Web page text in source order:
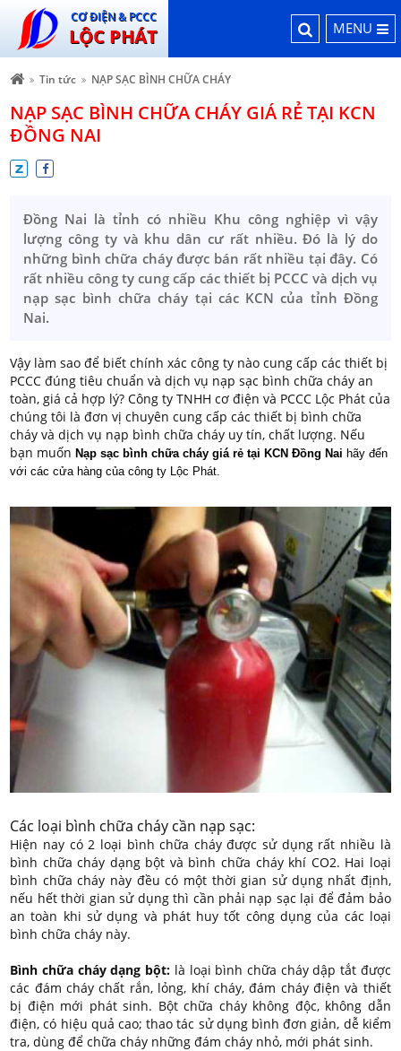
CƠ ĐIỆN & PCCC
LỘC PHÁT MENU
Tin tức NẠP SẠC BÌNH CHỮA CHÁY
NẠP SẠC BÌNH CHỮA CHÁY GIÁ RẺ TẠI KCN
ĐỒNG NAI
Đồng Nai là tỉnh có nhiều Khu công nghiệp vì vậy
lượng công ty và khu dân cư rất nhiều. Đó là lý do
những bình chữa cháy được bán rất nhiều tại đây. Có
rất nhiều công ty cung cấp các thiết bị PCCC và dịch vụ
nạp sạc bình chữa cháy tại các KCN của tỉnh Đồng
Nai.
Vậy làm sao để biết chính xác công ty nào cung cấp các thiết bị
PCCC đúng tiêu chuẩn và dịch vụ nạp sạc bình chữa cháy an
toàn, giá cả hợp lý? Công ty TNHH cơ điện và PCCC Lộc Phát của
chúng tôi là đơn vị chuyên cung cấp các thiết bị bình chữa
cháy và dịch vụ nạp bình chữa cháy uy tín, chất lượng. Nếu
bạn muốnNạp sạc bình chữa cháy giá rẻ tại KCN Đồng Nai hãy đến
với các cửa hàng của công ty Lộc Phát.
Các loại bình chữa cháy cần nạp sạc:
Hiện nay có 2 loại bình chữa cháy được sử dụng rất nhiều là
bình chữa cháy dạng bột và bình chữa cháy khí CO2. Hai loại
bình chữa cháy này đều có một thời gian sử dụng nhất định,
nếu hết thời gian sử dụng thì cần phải nạp sạc lại để đảm bảo
an toàn khi sử dụng và phát huy tốt công dụng của các loại
bình chữa cháy này.
Bình chữa cháy dạng bột: là loại bình chữa cháy dập tắt được
các đám cháy chất rắn, lỏng, khí cháy, đám cháy điện và thiết
bị điện mới phát sinh. Bột chữa cháy không độc, không dẫn
điện, có hiệu quả cao; thao tác sử dụng bình đơn giản, dễ kiểm
tra, dùng để chữa cháy những đám cháy nhỏ, mới phát sinh.